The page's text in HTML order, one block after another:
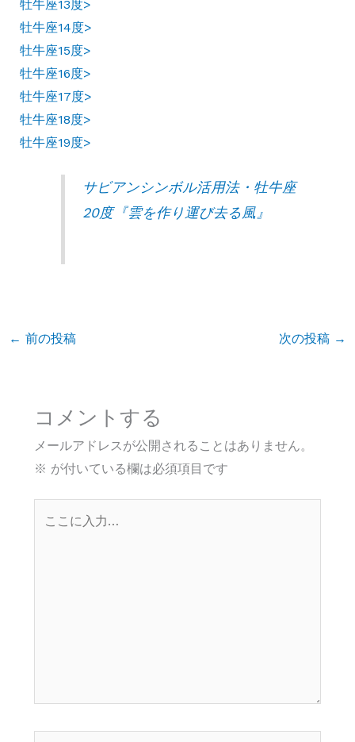
牡牛座13度>
牡牛座14度>
牡牛座15度>
牡牛座16度>
牡牛座17度>
牡牛座18度>
牡牛座19度>
サビアンシンボル活用法・牡牛座
20度『雲を作り運び去る風』
← 前の投稿 次の投稿 →
コメントする
メールアドレスが公開されることはありません。
※ が付いている欄は必須項目です